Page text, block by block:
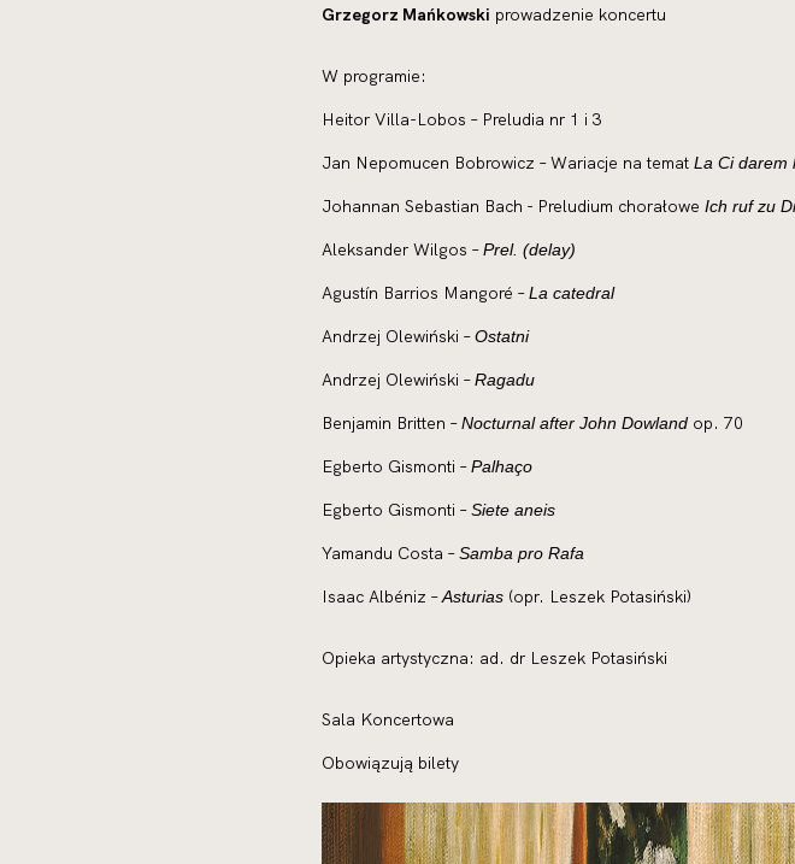
Grzegorz Mańkowski prowadzenie koncertu
W programie:
Heitor Villa-Lobos – Preludia nr 1 i 3
Jan Nepomucen Bobrowicz – Wariacje na temat La Ci darem
Johannan Sebastian Bach - Preludium chorałowe Ich ruf zu
Aleksander Wilgos –Prel. (delay)
Agustín Barrios Mangoré –La catedral
Andrzej Olewiński –Ostatni
Andrzej Olewiński –Ragadu
Benjamin Britten –Nocturnal after John Dowland op. 70
Egberto Gismonti –Palhaço
Egberto Gismonti –Siete aneis
Yamandu Costa –Samba pro Rafa
Isaac Albéniz –Asturias (opr. Leszek Potasiński)
Opieka artystyczna: ad. dr Leszek Potasiński
Sala Koncertowa
Obowiązują bilety